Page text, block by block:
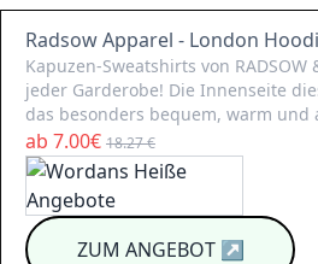
Radsow Apparel - London
Kapuzen-Sweatshirts von
jeder Garderobe! Die Innenseite
das besonders bequem, warm
ab 7.00€ 18.27 €
ZUM ANGEBOT↗